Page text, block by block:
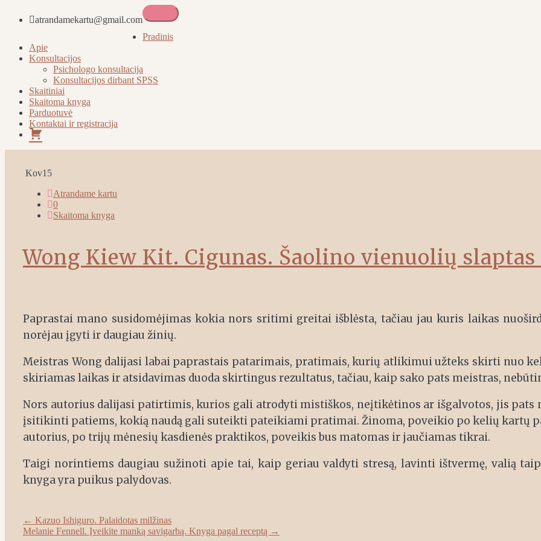
atrandamekartu@gmail.com
Atrandame kartu
Pradinis
Apie
Konsultacijos
Psichologo konsultacija
Konsultacijos dirbant SPSS
Skaitiniai
Skaitoma knyga
Parduotuvė
Kontaktai ir registracija
Pirkinių
krepšelis
Kov15
Atrandame kartu
0
Skaitoma knyga
Wong Kiew Kit. Cigunas. Šaolino vienuolių
Paprastai mano susidomėjimas kokia nors sritimi greitai išblėsta, tačiau jau kuris laikas
norėjau įgyti ir daugiau žinių.
Meistras Wong dalijasi labai paprastais patarimais, pratimais, kurių atlikimui užteks skirti nuo
skiriamas laikas ir atsidavimas duoda skirtingus rezultatus, tačiau, kaip sako pats meistras,
Nors autorius dalijasi patirtimis, kurios gali atrodyti mistiškos, neįtikėtinos ar išgalvotos, jis
įsitikinti patiems, kokią naudą gali suteikti pateikiami pratimai. Žinoma, poveikio po kelių kartų
autorius, po trijų mėnesių kasdienės praktikos, poveikis bus matomas ir jaučiamas tikrai.
Taigi norintiems daugiau sužinoti apie tai, kaip geriau valdyti stresą, lavinti ištvermę, valią
knyga yra puikus palydovas.
Post
navigation
← Kazuo Ishiguro. Palaidotas milžinas
Melanie Fennell. Įveikite manką savigarbą. Knyga pagal receptą →